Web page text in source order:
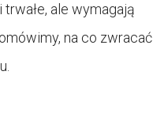
ale wymagają
na co zwracać